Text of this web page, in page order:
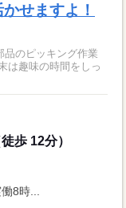
せますよ！
品のピッキング作業
は趣味の時間をしっ
歩 12分）
8時...